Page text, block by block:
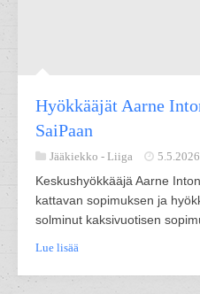
Hyökkääjät Aarne
SaiPaan
Jääkiekko - Liiga 5.5.2026
Keskushyökkääjä Aarne
kattavan sopimuksen ja
solminut kaksivuotisen
Lue lisää